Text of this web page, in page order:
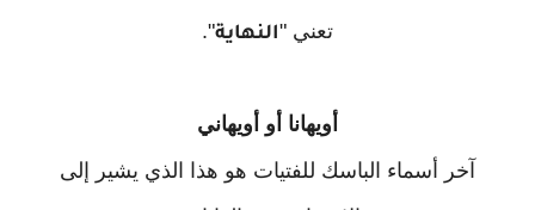
تعني "النهاية".
أويهانا أو أويهاني
آخر أسماء الباسك للفتيات هو هذا الذي يشير إلى